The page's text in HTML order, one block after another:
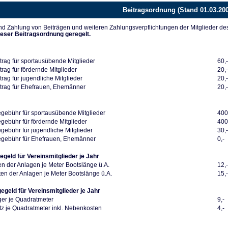
Beitragsordnung (Stand
Zahlung von Beiträgen und weiteren Zahlungsverpflichtungen der Mitglieder
Beitragsordnung geregelt.
für sportausübende Mitglieder
60,-
für fördernde Mitglieder
20,-
für jugendliche Mitglieder
20,-
für Ehefrauen, Ehemänner
20,-
für sportausübende Mitglieder
für fördernde Mitglieder
für jugendliche Mitglieder
30,-
für Ehefrauen, Ehemänner
0,-
für Vereinsmitglieder je Jahr
der Anlagen je Meter Bootslänge ü.A.
12,-
der Anlagen je Meter Bootslänge ü.A.
15,-
für Vereinsmitglieder je Jahr
je Quadratmeter
9,-
je Quadratmeter inkl. Nebenkosten
4,-